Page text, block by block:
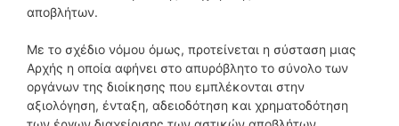
αποβλήτων.
Με το σχέδιο νόμου όμως, προτείνεται η σύσταση μιας
Αρχής η οποία αφήνει στο απυρόβλητο το σύνολο των
οργάνων της διοίκησης που εμπλέκονται στην
αξιολόγηση, ένταξη, αδειοδότηση και χρηματοδότηση